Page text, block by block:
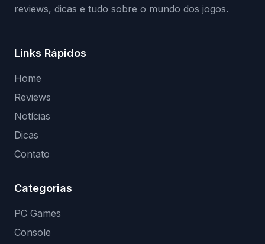
reviews, dicas e tudo sobre o mundo dos jogos.
Links Rápidos
Home
Reviews
Notícias
Dicas
Contato
Categorias
PC Games
Console